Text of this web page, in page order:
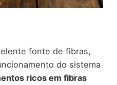
fonte de fibras,
do sistema
ricos em fibras